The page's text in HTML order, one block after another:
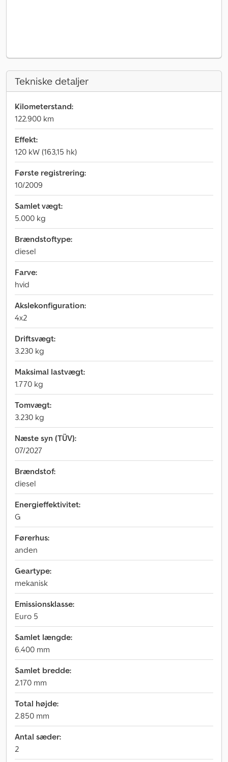
Tekniske detaljer
Kilometerstand:
122.900 km
Effekt:
120 kW (163,15 hk)
Første registrering:
10/2009
Samlet vægt:
5.000 kg
Brændstoftype:
diesel
Farve:
hvid
Akslekonfiguration:
4x2
Driftsvægt:
3.230 kg
Maksimal lastvægt:
1.770 kg
Tomvægt:
3.230 kg
Næste syn (TÜV):
07/2027
Brændstof:
diesel
Energieffektivitet:
G
Førerhus:
anden
Geartype:
mekanisk
Emissionsklasse:
Euro 5
Samlet længde:
6.400 mm
Samlet bredde:
2.170 mm
Total højde:
2.850 mm
Antal sæder:
2